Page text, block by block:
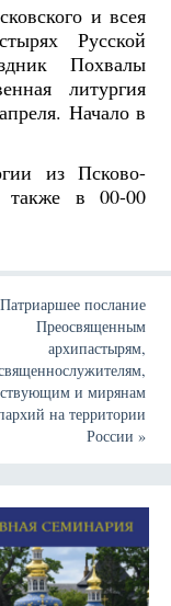
и всея
Русской
Похвалы
литургия
Начало в
из Псково-
также в 00-00
Патриаршее послание
Преосвященным
архипастырям,
и мирянам
на территории
России»